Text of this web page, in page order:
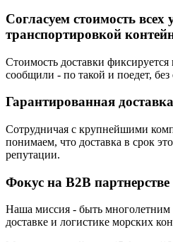
Согласуем стоимость всех
транспортировкой
Стоимость доставки
сообщили - по такой и поедет,
Гарантированная
Сотрудничая с крупнейшими
понимаем, что доставка в срок
репутации.
Фокус на B2B партнерстве
Наша миссия - быть
доставке и логистике морских